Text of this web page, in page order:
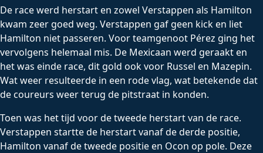
De race werd herstart en zowel Verstappen als Hamilton
kwam zeer goed weg. Verstappen gaf geen kick en liet
Hamilton niet passeren. Voor teamgenoot Pérez ging het
vervolgens helemaal mis. De Mexicaan werd geraakt en
het was einde race, dit gold ook voor Russel en Mazepin.
Wat weer resulteerde in een rode vlag, wat betekende dat
de coureurs weer terug de pitstraat in konden.
Toen was het tijd voor de tweede herstart van de race.
Verstappen startte de herstart vanaf de derde positie,
Hamilton vanaf de tweede positie en Ocon op pole. Deze